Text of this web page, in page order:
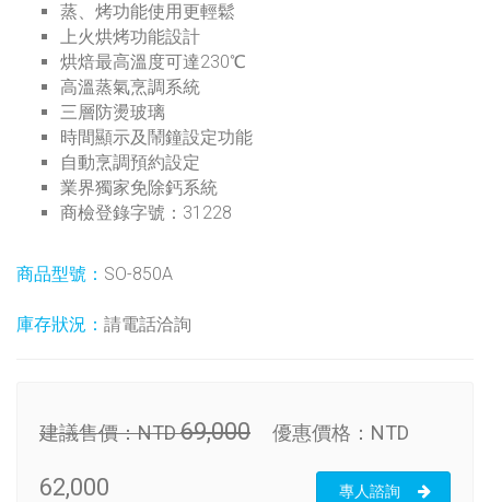
蒸、烤功能使用更輕鬆
上火烘烤功能設計
烘焙最高溫度可達230℃
高溫蒸氣烹調系統
三層防燙玻璃
時間顯示及鬧鐘設定功能
自動烹調預約設定
業界獨家免除鈣系統
商檢登錄字號：31228
商品型號： SO-850A
庫存狀況： 請電話洽詢
建議售價：NTD69,000 優惠價格： NTD
62,000 專人諮詢